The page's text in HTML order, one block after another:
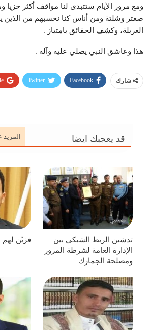
ومع مرور الأيام ستتبدى لنا مواقف أكثر
صعتر وشلتة ومن أناس كنا نحسبهم من الذين
الغربلة، وكشف الحقائق بامتياز .
هذا وعاشق النبي يصلي عليه وآله .
شارك Facebook
Twitter
قد يعجبك ايضا
تدشين الربط الشبكي بين
الإدارة العامة لشرطة المرور
ومصلحة الجمارك
فزيّن لهم